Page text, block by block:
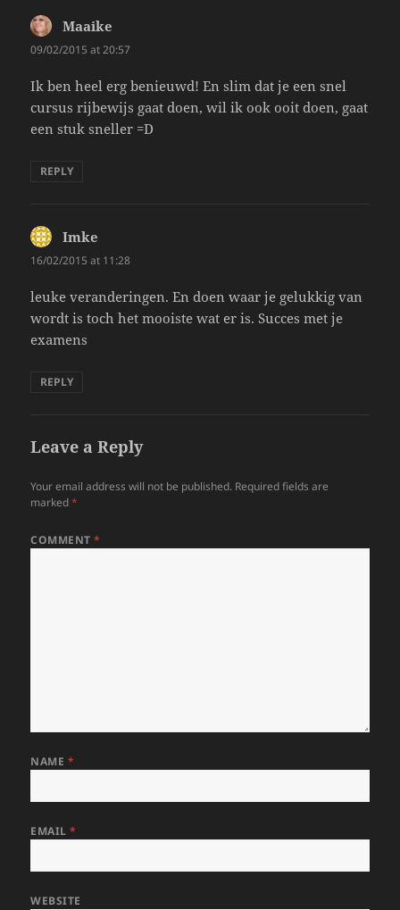
Maaike
09/02/2015 at 20:57
Ik ben heel erg benieuwd! En slim dat je een snel
cursus rijbewijs gaat doen, wil ik ook ooit doen, gaat
een stuk sneller =D
REPLY
Imke
16/02/2015 at 11:28
leuke veranderingen. En doen waar je gelukkig van
wordt is toch het mooiste wat er is. Succes met je
examens
REPLY
Leave a Reply
Your email address will not be published. Required fields are
marked*
COMMENT*
NAME *
EMAIL*
WEBSITE